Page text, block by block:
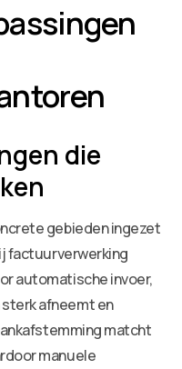
die
gebieden ingezet
factuurverwerking
automatische invoer,
afneemt en
matcht
manuele